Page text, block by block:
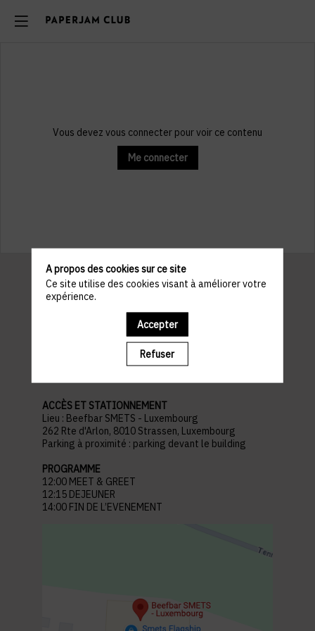
Vous devez vous connecter pour voir ce contenu
Me connecter
Informations
pratiques
ACCÈS ET STATIONNEMENT
Lieu : Beefbar SMETS - Luxembourg
262 Rte d'Arlon, 8010 Strassen, Luxembourg
Parking à proximité : parking devant le building
PROGRAMME
12:00 MEET & GREET
12:15 DEJEUNER
14:00 FIN DE L’EVENEMENT
A propos des cookies sur ce site
Ce site utilise des cookies visant à améliorer votre
expérience.
Accepter
Refuser